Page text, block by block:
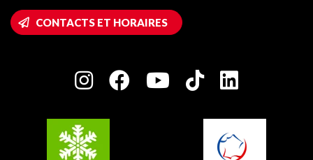
Accès Wifi
Maison des Propriétaires
Charte des Acteurs Engagés
Plagne 1800
Plagne Villages
Plagne Aime 2000
CONTACTS ET HORAIRES